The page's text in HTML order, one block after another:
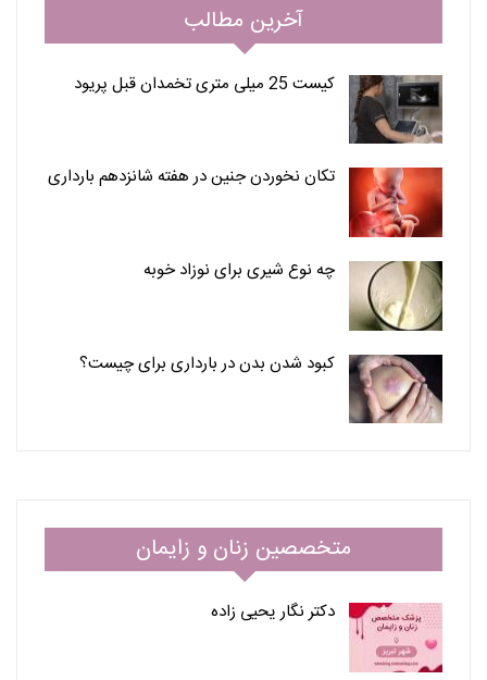
آخرین مطالب
کیست 25 میلی متری تخمدان قبل پریود
تکان نخوردن جنین در هفته شانزدهم بارداری
چه نوع شیری برای نوزاد خوبه
کبود شدن بدن در بارداری برای چیست؟
متخصصین زنان و زایمان
دکتر نگار یحیی زاده